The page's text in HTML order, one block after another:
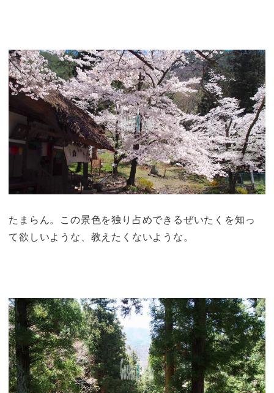
たまらん。この景色を独り占めできるぜいたくを知っ
て欲しいような、教えたくないような。